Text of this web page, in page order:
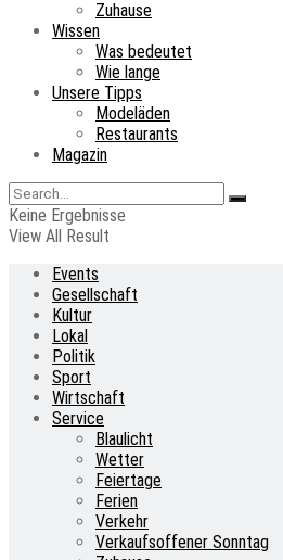
Zuhause
Wissen
Was bedeutet
Wie lange
Unsere Tipps
Modeläden
Restaurants
Magazin
Keine Ergebnisse
View All Result
Events
Gesellschaft
Kultur
Lokal
Politik
Sport
Wirtschaft
Service
Blaulicht
Wetter
Feiertage
Ferien
Verkehr
Verkaufsoffener Sonntag